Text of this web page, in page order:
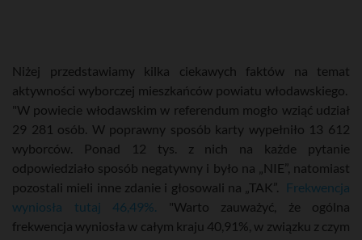
Niżej przedstawiamy kilka ciekawych faktów na temat
aktywności wyborczej mieszkańców powiatu włodawskiego.
"W powiecie włodawskim w referendum mogło wziąć udział
29 281 osób. W poprawny sposób karty wypełniło 13 612
wyborców. Ponad 12 tys. z nich na każde pytanie
odpowiedziało sposób negatywny i było na „NIE”, natomiast
pozostali mieli inne zdanie i głosowali na „TAK”.
Frekwencja
wyniosła tutaj 46,49%. "Warto zauważyć, że ogólna
frekwencja wyniosła w całym kraju 40,91%, w związku z czym